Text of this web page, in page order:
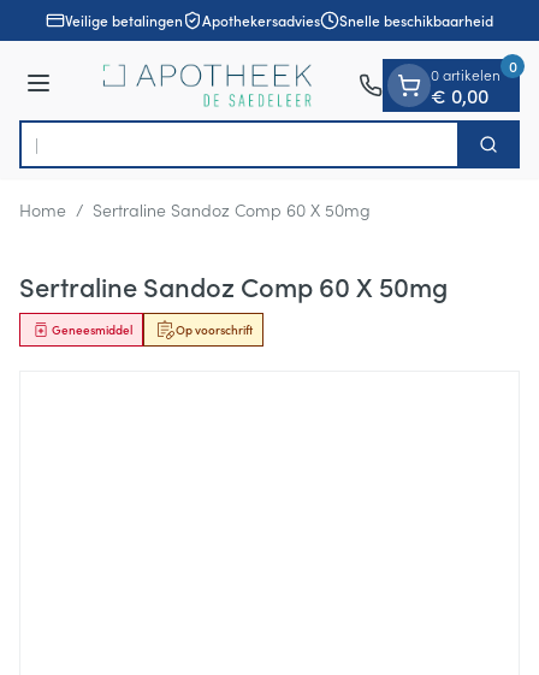
Ga naar de inhoud
1 van 1Veilige betalingen Apothekersadvies Snelle beschikbaarheid
Menu
Product, merk, categorie...
Ont Zoek
0 artikelen
€ 0,00
0
Home / Sertraline Sandoz Comp 60 X 50mg
Sertraline Sandoz Comp 60 X 50mg
Op voorschrift
Geneesmiddel